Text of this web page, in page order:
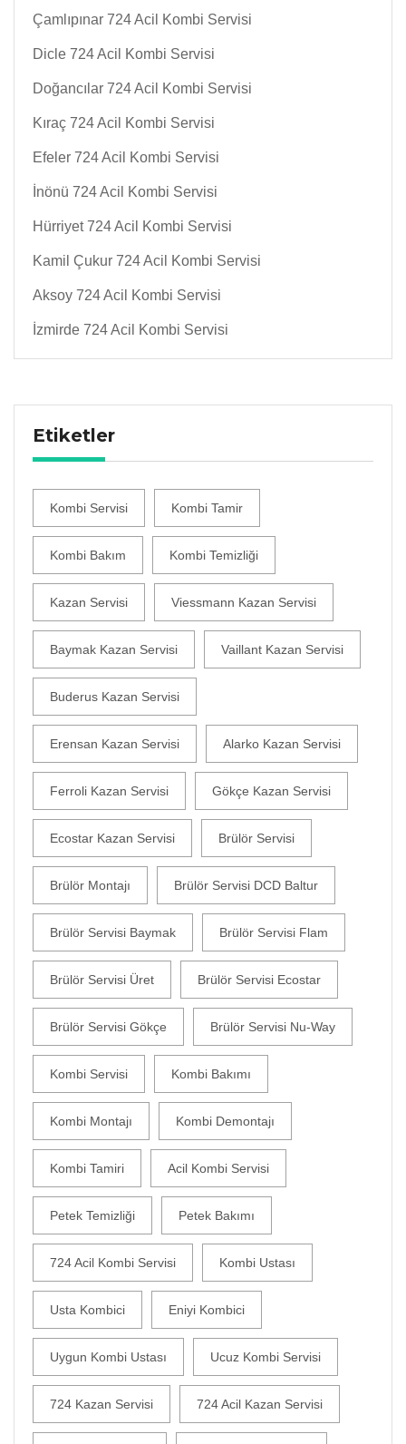
Çamlıpınar 724 Acil Kombi Servisi
Dicle 724 Acil Kombi Servisi
Doğancılar 724 Acil Kombi Servisi
Kıraç 724 Acil Kombi Servisi
Efeler 724 Acil Kombi Servisi
İnönü 724 Acil Kombi Servisi
Hürriyet 724 Acil Kombi Servisi
Kamil Çukur 724 Acil Kombi Servisi
Aksoy 724 Acil Kombi Servisi
İzmirde 724 Acil Kombi Servisi
Etiketler
Kombi Servisi Kombi Tamir
Kombi Bakım Kombi Temizliği
Kazan Servisi Viessmann Kazan Servisi
Baymak Kazan Servisi Vaillant Kazan Servisi
Buderus Kazan Servisi
Erensan Kazan Servisi Alarko Kazan Servisi
Ferroli Kazan Servisi Gökçe Kazan Servisi
Ecostar Kazan Servisi Brülör Servisi
Brülör Montajı Brülör Servisi DCD Baltur
Brülör Servisi Baymak Brülör Servisi Flam
Brülör Servisi Üret Brülör Servisi Ecostar
Brülör Servisi Gökçe Brülör Servisi Nu-Way
Kombi Servisi Kombi Bakımı
Kombi Montajı Kombi Demontajı
Kombi Tamiri Acil Kombi Servisi
Petek Temizliği Petek Bakımı
724 Acil Kombi Servisi Kombi Ustası
Usta Kombici Eniyi Kombici
Uygun Kombi Ustası Ucuz Kombi Servisi
724 Kazan Servisi 724 Acil Kazan Servisi